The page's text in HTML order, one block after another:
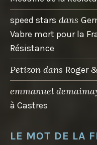
speed stars dans
Vabre mort pour la
Résistance
Petizon dans Roger
emmanuel
à Castres
LE MOT DE LA